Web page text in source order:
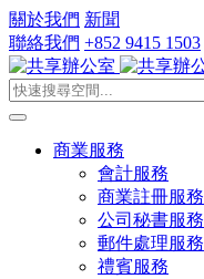
關於我們 新聞
聯絡我們 +852 9415 1503
商業服務
會計服務
商業註冊服務
公司秘書服務
郵件處理服務
禮賓服務